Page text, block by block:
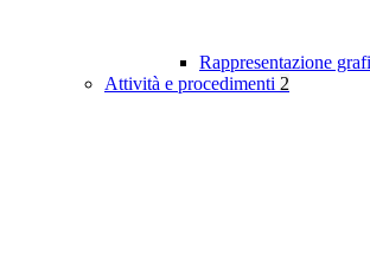
Rappresentazione
Attività e procedimenti 2